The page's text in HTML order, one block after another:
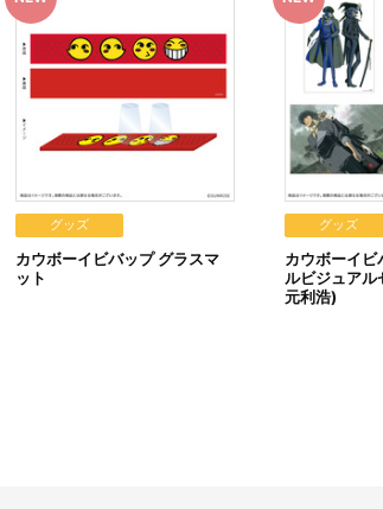
■ご注文・お支払いについて
※ご注文は、１注文につき２個までとなり
※決済方法は「カード決済」、「コンビニ
※メール受信設定を行っているお客様につ
(受信許可の設定を行わないとメールが「迷
※決済方法「カード決済」を選択時は、ご
※決済方法「コンビニ決済」「Pay-easy（
いかなる理由でも、決済期間の延長は対応
(1)A-on STOREにアクセスし､ログイン
(2)｢マイページ｣の｢ご注文履歴｣を開きま
(3)対象のご注文番号をクリック。
(4)｢配送情報｣内｢決済方法｣の｢お支払い
※決済方法「WEB・スマホ決済」を選択時
※お客様都合による決済後のキャンセルは
グッズ
カウボーイビバップ グラスマ
ット
グッズ
カウボーイビ
ルビジュアル
元利浩)